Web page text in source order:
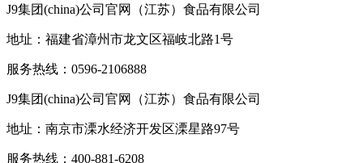
J9集团(china)公司官网（江苏）食品有限公司
地址：福建省漳州市龙文区福岐北路1号
服务热线：0596-2106888
J9集团(china)公司官网（江苏）食品有限公司
地址：南京市溧水经济开发区溧星路97号
服务热线：400-881-6208